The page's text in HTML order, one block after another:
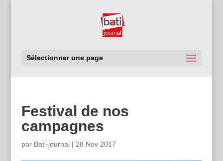
Sélectionner une page
Festival de nos
campagnes
par Bati-journal| 28 Nov 2017